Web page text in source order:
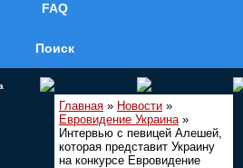
FAQ
Поиск
Главная » Новости »
Евровидение Украина»
Интервью с певицей Алешей,
которая представит Украину
на конкурсе Евровидение